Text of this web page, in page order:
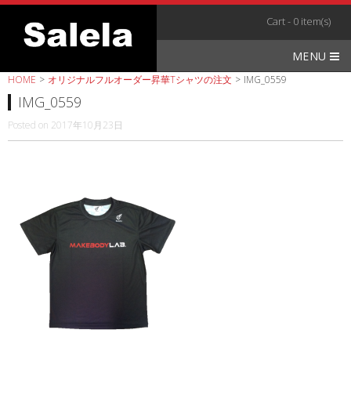
Skip
content
Cart - 0 item(s)
MENU
HOME > オリジナルフルオーダー昇華Tシャツの注文 > IMG_0559
IMG_0559
Posted on 2017年10月23日